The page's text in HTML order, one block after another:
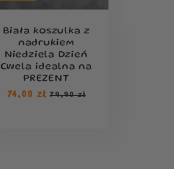
Biała koszulka z
nadrukiem
Niedziela Dzień
Cwela idealna na
PREZENT
Cena
74,00 zł Cena
79,90 zł